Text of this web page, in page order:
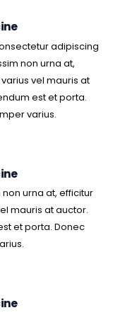
adipiscing
non urna at,
vel mauris at
est et porta.
varius.
urna at, efficitur
mauris at auctor.
et porta. Donec